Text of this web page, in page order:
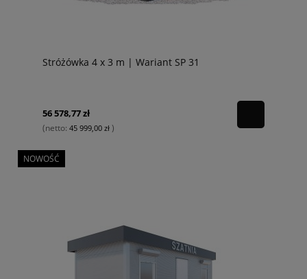
Stróżówka 4 x 3 m | Wariant SP 31
56 578,77 zł
(netto: 45 999,00 zł )
NOWOŚĆ